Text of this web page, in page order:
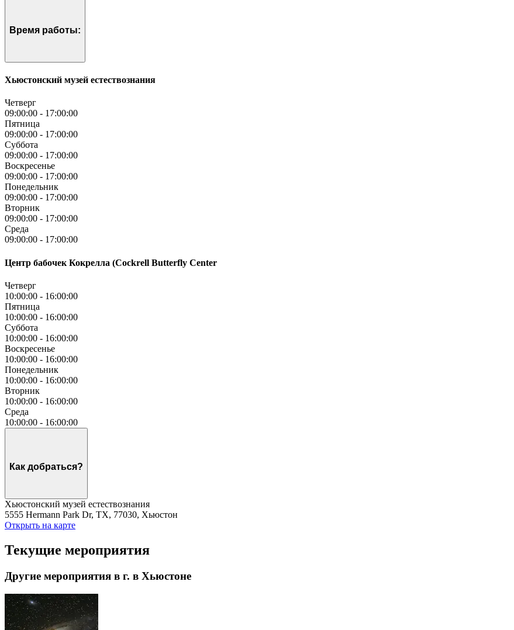
Время работы:
Хьюстонский музей естествознания
Четверг
09:00:00 - 17:00:00
Пятница
09:00:00 - 17:00:00
Суббота
09:00:00 - 17:00:00
Воскресенье
09:00:00 - 17:00:00
Понедельник
09:00:00 - 17:00:00
Вторник
09:00:00 - 17:00:00
Среда
09:00:00 - 17:00:00
Центр бабочек Кокрелла (Cockrell Butterfly Center
Четверг
10:00:00 - 16:00:00
Пятница
10:00:00 - 16:00:00
Суббота
10:00:00 - 16:00:00
Воскресенье
10:00:00 - 16:00:00
Понедельник
10:00:00 - 16:00:00
Вторник
10:00:00 - 16:00:00
Среда
10:00:00 - 16:00:00
Как добраться?
Хьюстонский музей естествознания
5555 Hermann Park Dr, TX, 77030, Хьюстон
Открыть на карте
Текущие мероприятия
Другие мероприятия в г. в Хьюстоне